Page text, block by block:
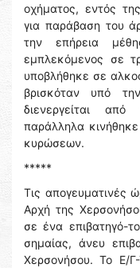
οχήματος, εντός
για παράβαση του
την επήρεια
εμπλεκόμενος σε
υποβλήθηκε σε
βρισκόταν υπό
διενεργείται
παράλληλα κινήθηκε
κυρώσεων.
*****
Τις απογευματινές
Αρχή της
σε ένα επιβατηγό-
σημαίας, άνευ
Χερσονήσου. Το Ε/